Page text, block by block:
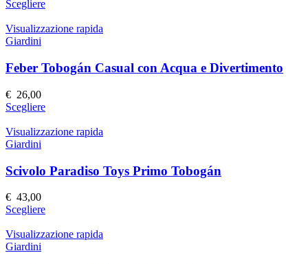
scelte
nella
pagina
prodotto
ScegliereQuesto
ha
Le
opzioni
scelte
nella
pagina
prodotto
Visualizzazione rapida
Giardini
Feber Tobogán Casual con Acqua e Divertimento
€ 26,00
ScegliereQuesto
ha
Le
opzioni
scelte
nella
pagina
Visualizzazione rapida
Giardini
Scivolo Paradiso Toys Primo Tobogán
€ 43,00
ScegliereQuesto
ha
Visualizzazione rapida
Giardini